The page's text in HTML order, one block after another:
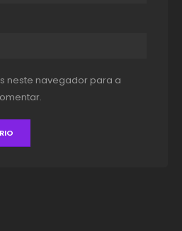
neste navegador para a